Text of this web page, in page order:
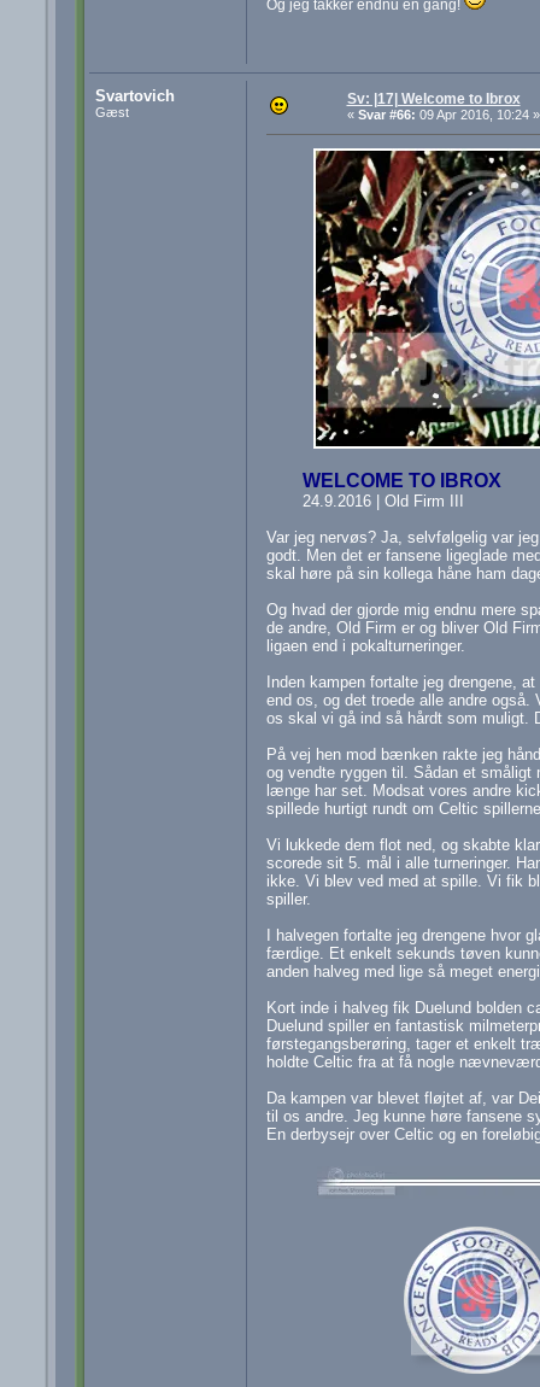
Og jeg takker endnu en gang!
Svartovich
Gæst
Sv: |17| Welcome to Ibrox
« Svar #66: 09 Apr 2016, 10:24 »
WELCOME TO IBROX
24.9.2016 | Old Firm III
Var jeg nervøs? Ja, selvfølgelig var
godt. Men det er fansene ligeglade
skal høre på sin kollega håne ham
Og hvad der gjorde mig endnu mere
de andre, Old Firm er og bliver Old
ligaen end i pokalturneringer.
Inden kampen fortalte jeg drengene,
end os, og det troede alle andre
os skal vi gå ind så hårdt som muligt.
På vej hen mod bænken rakte jeg
og vendte ryggen til. Sådan et
længe har set. Modsat vores andre
spillede hurtigt rundt om Celtic
Vi lukkede dem flot ned, og skabte
scorede sit 5. mål i alle turneringer.
ikke. Vi blev ved med at spille. Vi fik
spiller.
I halvegen fortalte jeg drengene hvor
færdige. Et enkelt sekunds tøven
anden halveg med lige så meget
Kort inde i halveg fik Duelund bolden
Duelund spiller en fantastisk
førstegangsberøring, tager et enkelt
holdte Celtic fra at få nogle
Da kampen var blevet fløjtet af, var
til os andre. Jeg kunne høre fansene
En derbysejr over Celtic og en